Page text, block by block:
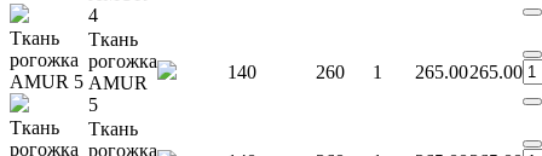
4
Ткань
рогожка
AMUR 5
Ткань
рогожка
AMUR
5
140 260 1 265.00265.00
Ткань
рогожка
Ткань
рогожка